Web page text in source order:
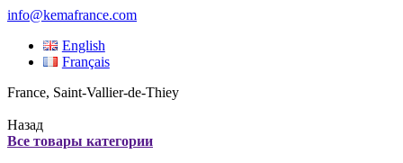
info@kemafrance.com
English
Français
France, Saint-Vallier-de-Thiey
Назад
Все товары категории